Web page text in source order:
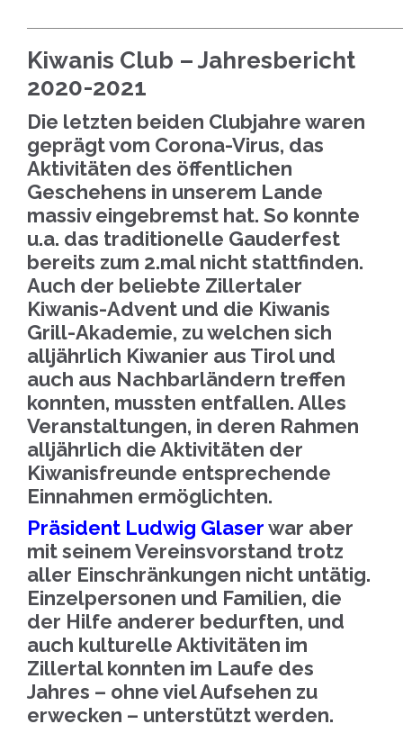
Kiwanis Club – Jahresbericht
2020-2021
Die letzten beiden Clubjahre waren
geprägt vom Corona-Virus, das
Aktivitäten des öffentlichen
Geschehens in unserem Lande
massiv eingebremst hat. So konnte
u.a. das traditionelle Gauderfest
bereits zum 2.mal nicht stattfinden.
Auch der beliebte Zillertaler
Kiwanis-Advent und die Kiwanis
Grill-Akademie, zu welchen sich
alljährlich Kiwanier aus Tirol und
auch aus Nachbarländern treffen
konnten, mussten entfallen. Alles
Veranstaltungen, in deren Rahmen
alljährlich die Aktivitäten der
Kiwanisfreunde entsprechende
Einnahmen ermöglichten.
Präsident Ludwig Glaserwar aber
mit seinem Vereinsvorstand trotz
aller Einschränkungen nicht untätig.
Einzelpersonen und Familien, die
der Hilfe anderer bedurften, und
auch kulturelle Aktivitäten im
Zillertal konnten im Laufe des
Jahres – ohne viel Aufsehen zu
erwecken – unterstützt werden.